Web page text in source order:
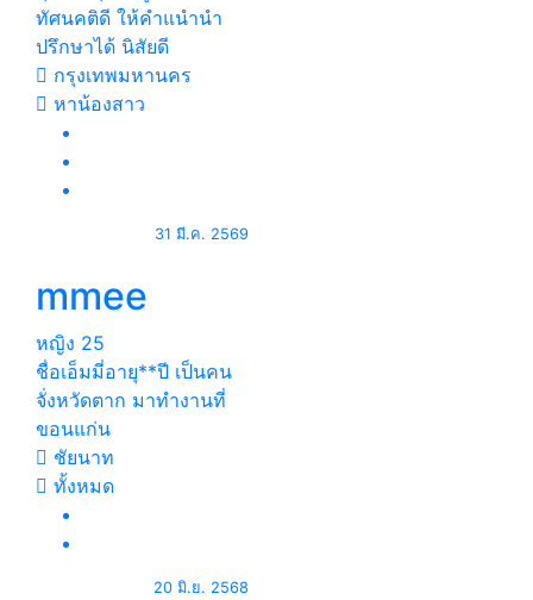
ทัศนคติดี ให้คำแนำนำ
ปรึกษาได้ นิสัยดี
กรุงเทพมหานคร
หาน้องสาว
31 มี.ค. 2569
mmee
หญิง 25
ชื่อเอ็มมี่อายุ**ปี เป็นคน
จั่งหวัดตาก มาทำงานที่
ขอนแก่น
ชัยนาท
ทั้งหมด
20 มิ.ย. 2568